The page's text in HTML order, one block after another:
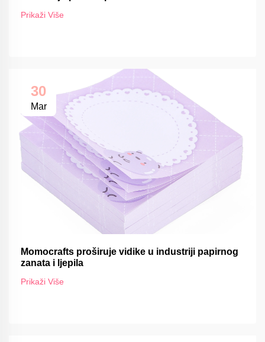
Prikaži Više
30
Mar
Momocrafts proširuje vidike u industriji papirnog
zanata i ljepila
Prikaži Više